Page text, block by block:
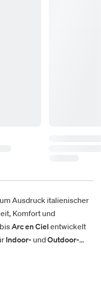
Ausdruck italienischer
Komfort und
bisArc en Ciel entwickelt
Indoor- undOutdoor-
und